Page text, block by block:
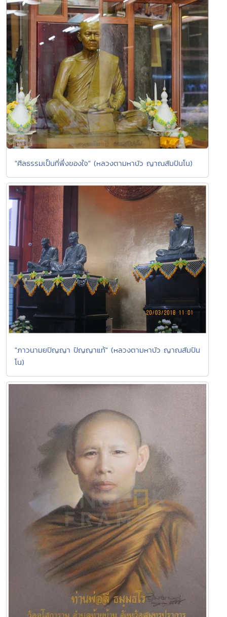
"ศีลธรรมเป็นที่พึ่งของใจ" (หลวงตามหาบัว ญาณสัมปันโน)
"ภาวนามยปัญญา ปัญญาแท้" (หลวงตามหาบัว ญาณสัมปัน
โน)